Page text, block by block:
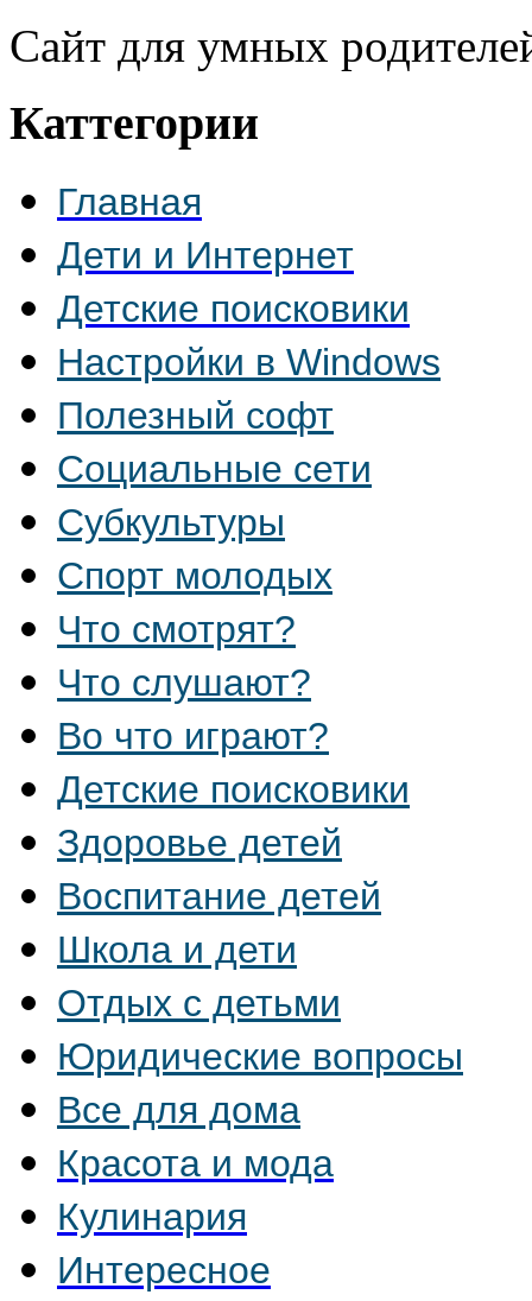
Сайт для умных
Каттегории
Главная
Дети и Интернет
Детские поисковики
Настройки в Windows
Полезный софт
Социальные сети
Субкультуры
Спорт молодых
Что смотрят?
Что слушают?
Во что играют?
Детские поисковики
Здоровье детей
Воспитание детей
Школа и дети
Отдых с детьми
Юридические вопросы
Все для дома
Красота и мода
Кулинария
Интересное